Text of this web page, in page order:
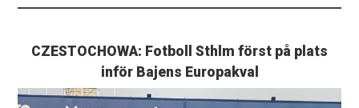
CZESTOCHOWA: Fotboll Sthlm först på plats
inför Bajens Europakval